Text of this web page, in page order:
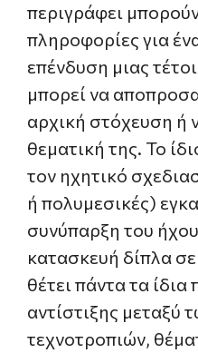
περιγράφει
πληροφορίες για
επένδυση μιας
μπορεί να
αρχική στόχευση ή
θεματική της. Το
τον ηχητικό
ή πολυμεσικές)
συνύπαρξη του
κατασκευή δίπλα
θέτει πάντα τα
αντίστιξης μεταξύ
τεχνοτροπιών,